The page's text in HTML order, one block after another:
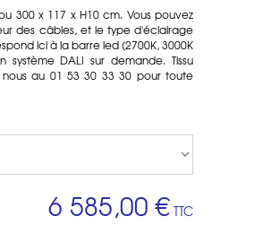
300 x 117 x H10 cm. Vous pouvez
des câbles, et le type d'éclairage
ici à la barre led (2700K, 3000K
DALI sur demande. Tissu
au 01 53 30 33 30 pour toute
6 585,00 € TTC